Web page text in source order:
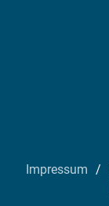
Impressum